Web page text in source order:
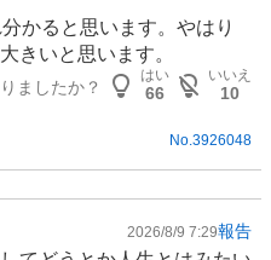
かると思います。やはり
きいと思います。
ましたか？
はい
66
いいえ
10
No. 3926048
2026/8/9 7:29報告